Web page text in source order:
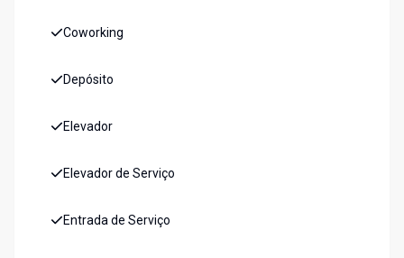
Coworking
Depósito
Elevador
Elevador de Serviço
Entrada de Serviço